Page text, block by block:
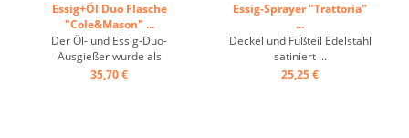
Essig+Öl Duo Flasche
"Cole&Mason" ...
Der Öl- und Essig-Duo-
Ausgießer wurde als
praktische und elegante
35,70 €
Essig-Sprayer "Trattoria"
...
Deckel und Fußteil Edelstahl
satiniert ...
25,25 €